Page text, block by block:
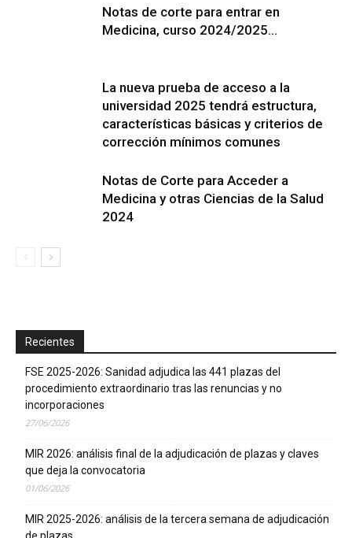
Notas de corte para entrar en
Medicina, curso 2024/2025…
La nueva prueba de acceso a la
universidad 2025 tendrá estructura,
características básicas y criterios de
corrección mínimos comunes
Notas de Corte para Acceder a
Medicina y otras Ciencias de la Salud
2024
Recientes
FSE 2025-2026: Sanidad adjudica las 441 plazas del
procedimiento extraordinario tras las renuncias y no
incorporaciones
27/06/2026
MIR 2026: análisis final de la adjudicación de plazas y claves
que deja la convocatoria
01/06/2026
MIR 2025-2026: análisis de la tercera semana de adjudicación